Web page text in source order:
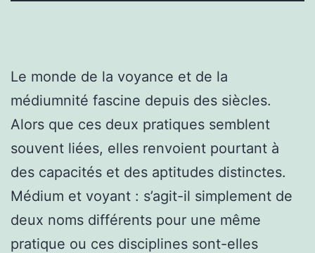
Le monde de la voyance et de la
médiumnité fascine depuis des siècles.
Alors que ces deux pratiques semblent
souvent liées, elles renvoient pourtant à
des capacités et des aptitudes distinctes.
Médium et voyant : s’agit-il simplement de
deux noms différents pour une même
pratique ou ces disciplines sont-elles